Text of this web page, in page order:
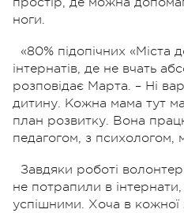
ноги.
«80% підопічних «Міста
інтернатів, де не вчать
розповідає Марта. – Ні
дитину. Кожна мама тут
план розвитку. Вона
педагогом, з психологом,
Завдяки роботі
не потрапили в
успішними. Хоча в